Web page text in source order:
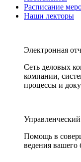
Расписание
Наши лекторы
Электронная
Сеть деловых
компании,
процессы и
Помощь в
ведения вашего